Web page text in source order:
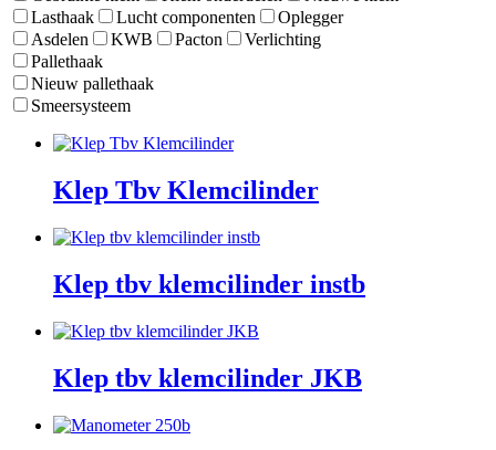
Lasthaak
Lucht componenten
Oplegger
Asdelen
KWB Pacton
Verlichting
Pallethaak
Nieuw pallethaak
Smeersysteem
Klep Tbv Klemcilinder
Klep tbv klemcilinder instb
Klep tbv klemcilinder JKB